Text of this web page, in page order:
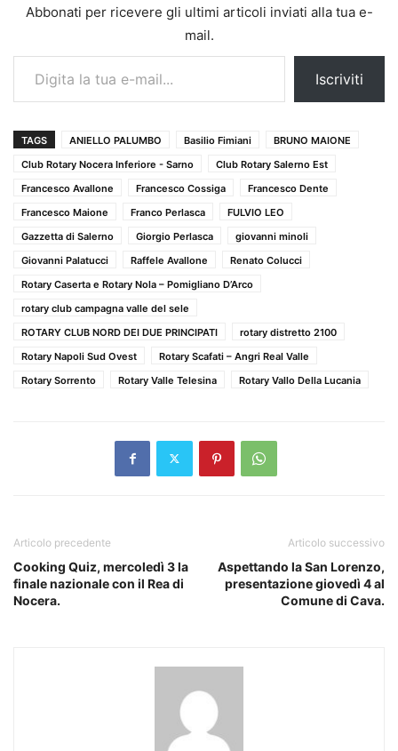
Abbonati per ricevere gli ultimi articoli inviati alla tua e-
mail.
Digita la tua e-mail...
Iscriviti
TAGS ANIELLO PALUMBO Basilio Fimiani
BRUNO MAIONE
Club Rotary Nocera Inferiore - Sarno
Club Rotary Salerno Est
Francesco Avallone
Francesco Cossiga
Francesco Dente
Francesco Maione
Franco Perlasca
FULVIO LEO
Gazzetta di Salerno
Giorgio Perlasca
giovanni minoli
Giovanni Palatucci
Raffele Avallone
Renato Colucci
Rotary Caserta e Rotary Nola – Pomigliano D’Arco
rotary club campagna valle del sele
ROTARY CLUB NORD DEI DUE PRINCIPATI
rotary distretto 2100
Rotary Napoli Sud Ovest
Rotary Scafati – Angri Real Valle
Rotary Sorrento
Rotary Valle Telesina Rotary Vallo Della Lucania
Articolo precedente
Cooking Quiz, mercoledì 3 la
finale nazionale con il Rea di
Nocera.
Articolo successivo
Aspettando la San Lorenzo,
presentazione giovedì 4 al
Comune di Cava.